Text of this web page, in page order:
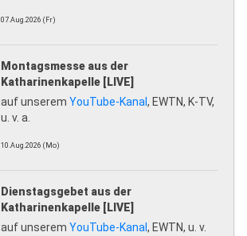
07.Aug.2026 (Fr)
Montagsmesse aus der
Katharinenkapelle [LIVE]
auf unserem YouTube-Kanal, EWTN, K-TV,
u. v. a.
10.Aug.2026 (Mo)
Dienstagsgebet aus der
Katharinenkapelle [LIVE]
auf unserem YouTube-Kanal, EWTN, u. v.